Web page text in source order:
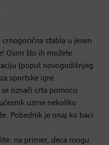
stabla u jesen
Osim što ih možete
(poput novogodišnjeg
sportske igre.
označi crta pomoću
uzme nekoliko
Pobednik je onaj ko baci
na primer, deca mogu